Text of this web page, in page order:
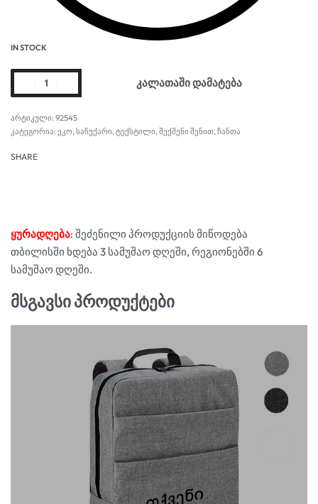
IN STOCK
კალათაში დამატება
92545
კატეგორია: ეკო, საჩუქარი, ტექსტილი, შექმენი შენით, ჩანთა
SHARE
ყურადღება: შეძენილი პროდუქციის მიწოდება
თბილისში ხდება 3 სამუშაო დღეში, რეგიონებში 6
სამუშაო დღეში.
მსგავსი პროდუქტები